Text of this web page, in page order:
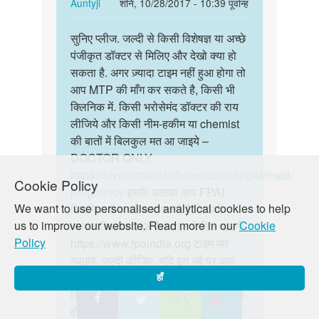
Cookie Policy
We want to use personalised analytical cookies to help
us to improve our website. Read more in ourCookie
Policy
हाँ
रोकना
है
by
swaroop
reply
to
1
महीने
का
गर्भ
है
by
Sagar
सुनिए
प्लीज.
जल्दी
से
किसी…
सुनिए प्लीज. जल्दी से किसी विशेषज्ञ या अच्छे
पंजीकृत डॉक्टर से मिलिए और देखो क्या हो
सकता है. अगर ज़्यादा टाइम नहीं हुआ होगा तो
आप MTP की माँग कर सकते है, किसी भी
क्लिनिक में. किसी भरोसेमंद डॉक्टर की राय
लीजिये और किसी नीम-हकीम या chemist
की बातों में बिलकुल मत आ जाइये –
DOCTOR ONLY.
https://lovematters.in/hi/resource/unplanned-
pregnancy
क्लिनिक से संपर्क कर सकते है जिसकी
जानकारी आपको इस वेबसाइट पे मिल जाएगी.
और गहरी चर्चा में जुड़ना चाहते हैं, तो हमारे
डिस्कशन बोर्ड, " जस्ट पूछो" में ज़रूर शामिल